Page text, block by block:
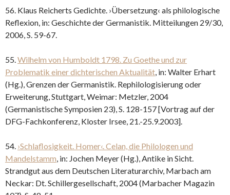
56. Klaus Reicherts Gedichte. ›Übersetzung‹ als philologische
Reflexion, in: Geschichte der Germanistik. Mitteilungen 29/30,
2006, S. 59-67.
55.Wilhelm von Humboldt 1798. Zu Goethe und zur
Problematik einer dichterischen Aktualität, in: Walter Erhart
(Hg.), Grenzen der Germanistik. Rephilologisierung oder
Erweiterung, Stuttgart, Weimar: Metzler, 2004
(Germanistische Symposien 23), S. 128-157 [Vortrag auf der
DFG-Fachkonferenz, Kloster Irsee, 21.-25.9.2003].
54. ›Schlaflosigkeit. Homer‹. Celan, die Philologen und
Mandelstamm, in: Jochen Meyer (Hg.), Antike in Sicht.
Strandgut aus dem Deutschen Literaturarchiv, Marbach am
Neckar: Dt. Schillergesellschaft, 2004 (Marbacher Magazin